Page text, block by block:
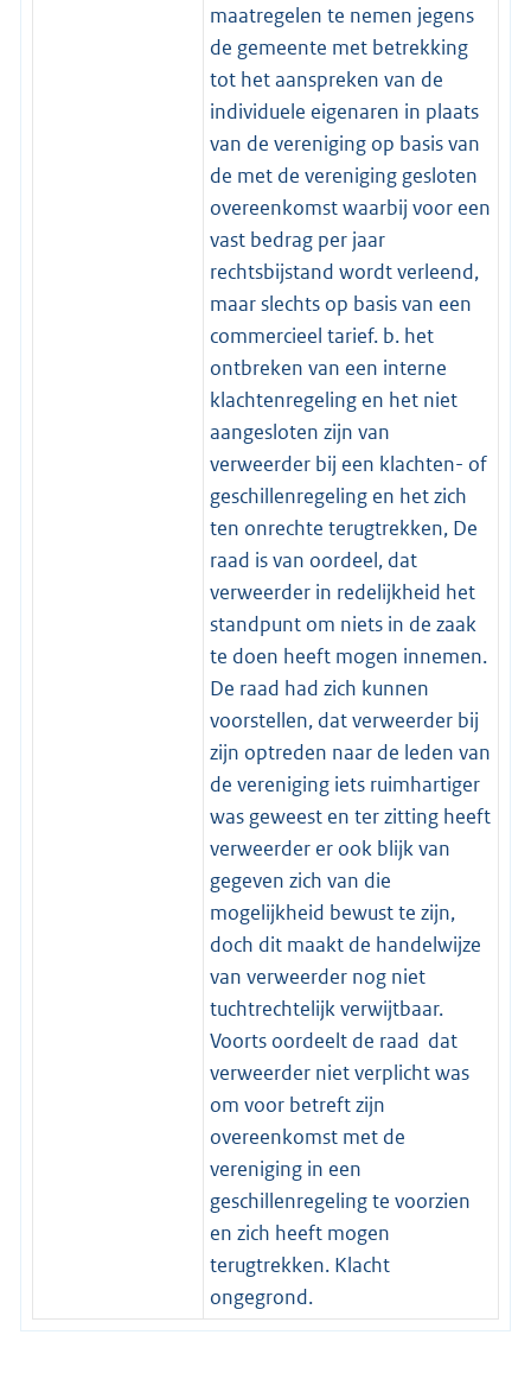
maatregelen te nemen jegens
de gemeente met betrekking
tot het aanspreken van de
individuele eigenaren in plaats
van de vereniging op basis van
de met de vereniging gesloten
overeenkomst waarbij voor een
vast bedrag per jaar
rechtsbijstand wordt verleend,
maar slechts op basis van een
commercieel tarief. b. het
ontbreken van een interne
klachtenregeling en het niet
aangesloten zijn van
verweerder bij een klachten- of
geschillenregeling en het zich
ten onrechte terugtrekken, De
raad is van oordeel, dat
verweerder in redelijkheid het
standpunt om niets in de zaak
te doen heeft mogen innemen.
De raad had zich kunnen
voorstellen, dat verweerder bij
zijn optreden naar de leden van
de vereniging iets ruimhartiger
was geweest en ter zitting heeft
verweerder er ook blijk van
gegeven zich van die
mogelijkheid bewust te zijn,
doch dit maakt de handelwijze
van verweerder nog niet
tuchtrechtelijk verwijtbaar.
Voorts oordeelt de raad dat
verweerder niet verplicht was
om voor betreft zijn
overeenkomst met de
vereniging in een
geschillenregeling te voorzien
en zich heeft mogen
terugtrekken. Klacht
ongegrond.